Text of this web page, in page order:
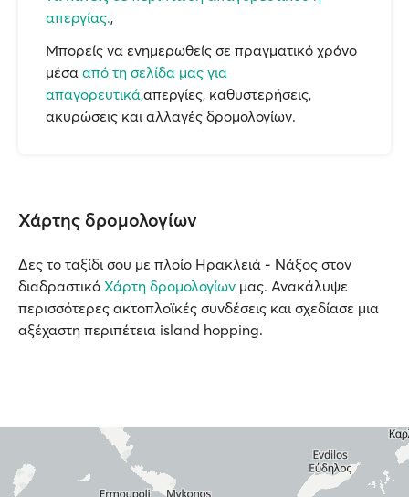
απεργίας.,
Μπορείς να ενημερωθείς σε πραγματικό χρόνο
μέσα από τη σελίδα μας για
απαγορευτικά,απεργίες, καθυστερήσεις,
ακυρώσεις και αλλαγές δρομολογίων.
Χάρτης δρομολογίων
Δες το ταξίδι σου με πλοίο Ηρακλειά - Νάξος στον
διαδραστικό Χάρτη δρομολογίων μας. Ανακάλυψε
περισσότερες ακτοπλοϊκές συνδέσεις και σχεδίασε μια
αξέχαστη περιπέτεια island hopping.